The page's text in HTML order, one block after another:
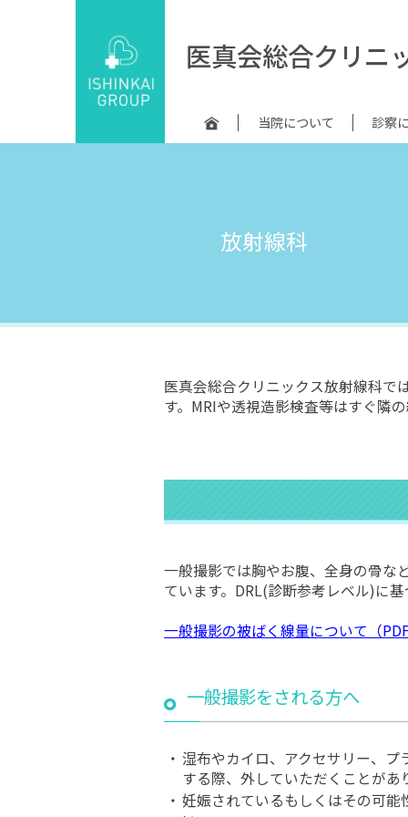
医真会総合クリニ
当院について 診察
放射線科
医真会総合クリニックス放射線科で
す。MRIや透視造影検査等はすぐ隣
一般撮影では胸やお腹、全身の骨な
ています。DRL(診断参考レベル)に
一般撮影の被ばく線量について（
一般撮影をされる方へ
・ 湿布やカイロ、アクセサリー、
する際、外していただくことがあ
・ 妊娠されているもしくはその可